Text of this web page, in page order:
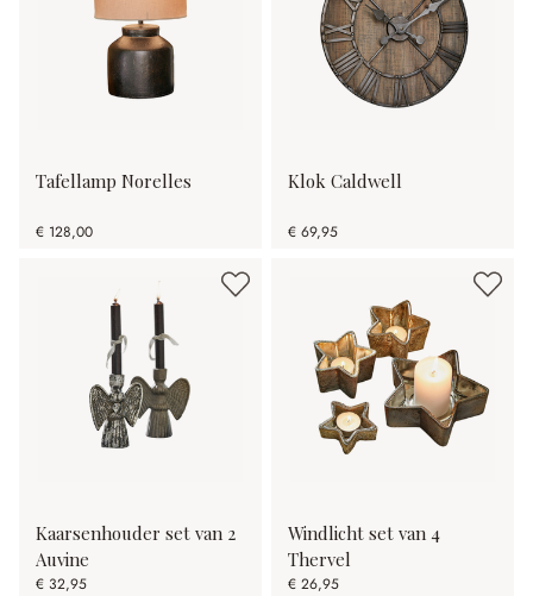
Tafellamp Norelles
€ 128,00
Klok Caldwell
€ 69,95
Kaarsenhouder set van 2
Auvine
€ 32,95
Windlicht set van 4
Thervel
€ 26,95